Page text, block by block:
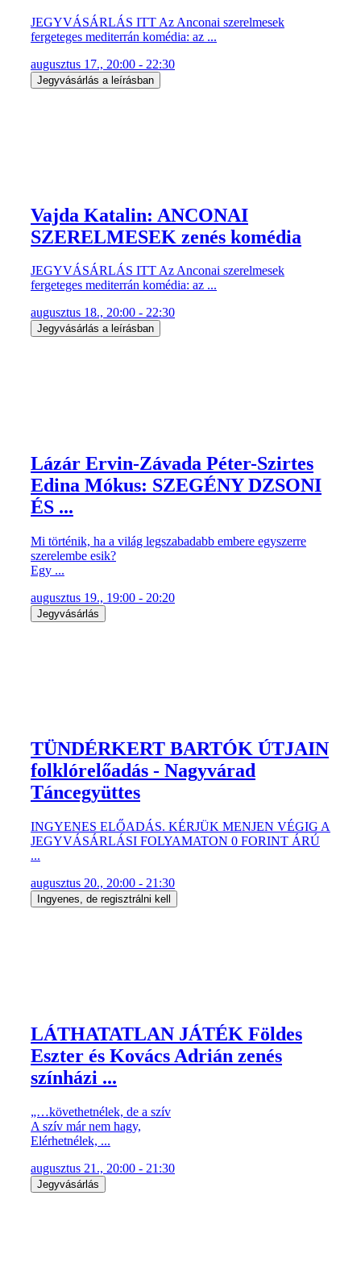
JEGYVÁSÁRLÁS ITT Az Anconai szerelmesek
fergeteges mediterrán komédia: az ...
augusztus 17., 20:00 - 22:30
Jegyvásárlás a leírásban
Vajda Katalin: ANCONAI
SZERELMESEK zenés komédia
JEGYVÁSÁRLÁS ITT Az Anconai szerelmesek
fergeteges mediterrán komédia: az ...
augusztus 18., 20:00 - 22:30
Jegyvásárlás a leírásban
Lázár Ervin-Závada Péter-Szirtes
Edina Mókus: SZEGÉNY DZSONI
ÉS ...
Mi történik, ha a világ legszabadabb embere egyszerre
szerelembe esik?
Egy ...
augusztus 19., 19:00 - 20:20
Jegyvásárlás
TÜNDÉRKERT BARTÓK ÚTJAIN
folklórelőadás - Nagyvárad
Táncegyüttes
INGYENES ELŐADÁS. KÉRJÜK MENJEN VÉGIG A
JEGYVÁSÁRLÁSI FOLYAMATON 0 FORINT ÁRÚ
...
augusztus 20., 20:00 - 21:30
Ingyenes, de regisztrálni kell
LÁTHATATLAN JÁTÉK Földes
Eszter és Kovács Adrián zenés
színházi ...
„…követhetnélek, de a szív
A szív már nem hagy,
Elérhetnélek, ...
augusztus 21., 20:00 - 21:30
Jegyvásárlás